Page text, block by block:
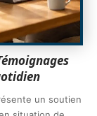
un soutien